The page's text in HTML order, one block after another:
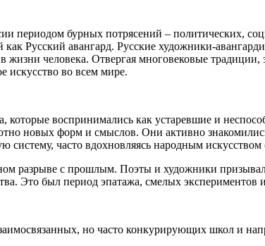
периодом бурных потрясений – политических,
Русский авангард. Русские художники-
жизни человека. Отвергая многовековые
искусство во всем мире.
воспринимались как устаревшие и
новых форм и смыслов. Они активно
часто вдохновляясь народным
разрыве с прошлым. Поэты и художники
Это был период эпатажа, смелых экспериментов
но часто конкурирующих школ и